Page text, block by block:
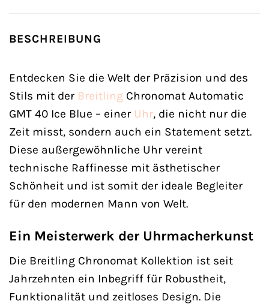
BESCHREIBUNG
Entdecken Sie die Welt der Präzision und des
Stils mit der Breitling Chronomat Automatic
GMT 40 Ice Blue – einer Uhr, die nicht nur die
Zeit misst, sondern auch ein Statement setzt.
Diese außergewöhnliche Uhr vereint
technische Raffinesse mit ästhetischer
Schönheit und ist somit der ideale Begleiter
für den modernen Mann von Welt.
Ein Meisterwerk der Uhrmacherkunst
Die Breitling Chronomat Kollektion ist seit
Jahrzehnten ein Inbegriff für Robustheit,
Funktionalität und zeitloses Design. Die